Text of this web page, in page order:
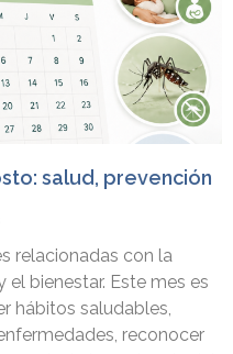
salud, prevención
relacionadas con la
el bienestar. Este mes es
hábitos saludables,
reconocer